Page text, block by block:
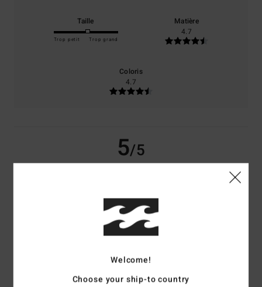
Taille
Trop petit Trop grand
Matière
4.7
Coloris
4.7
5/5
Rapport qualité / prix: 5/5 Taille: Taille parfaite
Welcome!
Choose your ship-to country